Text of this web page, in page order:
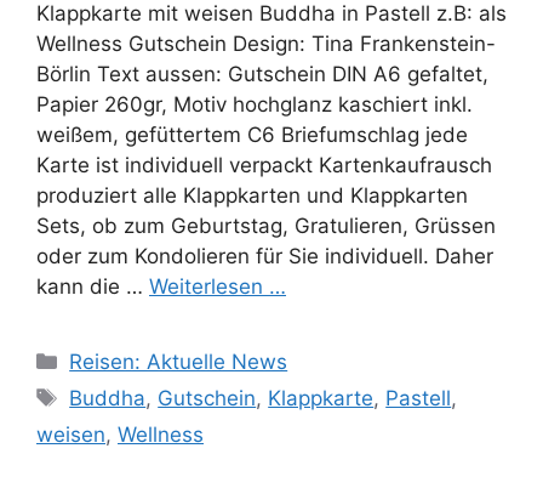
Klappkarte mit weisen Buddha in Pastell z.B: als
Wellness Gutschein Design: Tina Frankenstein-
Börlin Text aussen: Gutschein DIN A6 gefaltet,
Papier 260gr, Motiv hochglanz kaschiert inkl.
weißem, gefüttertem C6 Briefumschlag jede
Karte ist individuell verpackt Kartenkaufrausch
produziert alle Klappkarten und Klappkarten
Sets, ob zum Geburtstag, Gratulieren, Grüssen
oder zum Kondolieren für Sie individuell. Daher
kann die … Weiterlesen …
Kategorien
Reisen: Aktuelle News
Schlagwörter
Buddha, Gutschein, Klappkarte, Pastell,
weisen, Wellness